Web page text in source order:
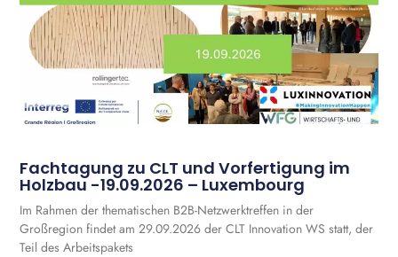
Fachtagung zu CLT und Vorfertigung im
Holzbau -19.09.2026 – Luxembourg
Im Rahmen der thematischen B2B-Netzwerktreffen in der
Großregion findet am 29.09.2026 der CLT Innovation WS statt, der
Teil des Arbeitspakets